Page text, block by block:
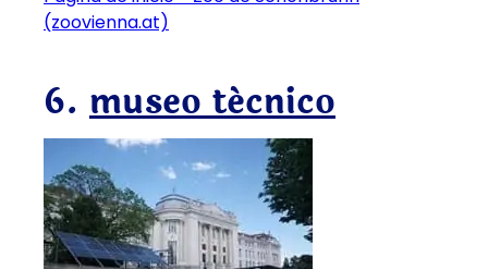
(zoovienna.at)
6. museo técnico